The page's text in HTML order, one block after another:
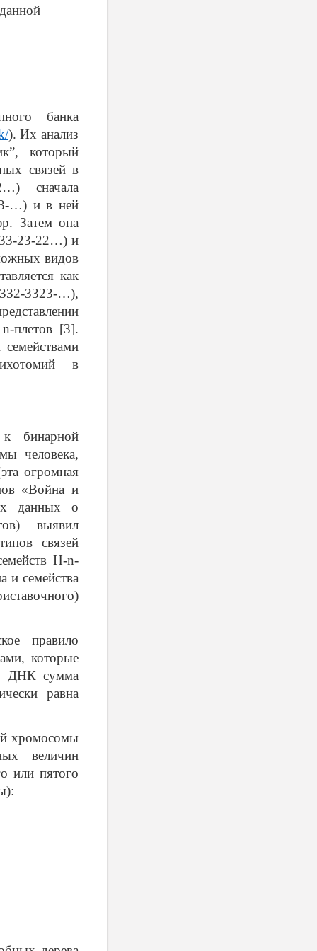
банка
). Их анализ
который
связей в
сначала
3-…) и в ней
Затем она
33-23-22…) и
видов
как
3323-…),
n-плетов [3].
в
к бинарной
человека,
огромная
«Война и
данных о
выявил
связей
H-n-
и семейства
правило
которые
ДНК сумма
равна
хромосомы
величин
или пятого